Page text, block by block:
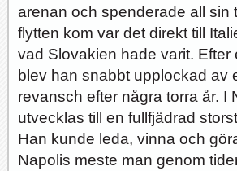
arenan och spenderade all sin
flytten kom var det direkt till
vad Slovakien hade varit.
blev han snabbt upplockad av
revansch efter några torra år.
utvecklas till en fullfjädrad
Han kunde leda, vinna och
Napolis meste man genom